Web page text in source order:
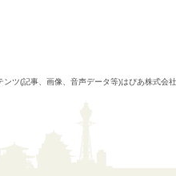
ツ(記事、画像、音声データ等)はぴあ株式会